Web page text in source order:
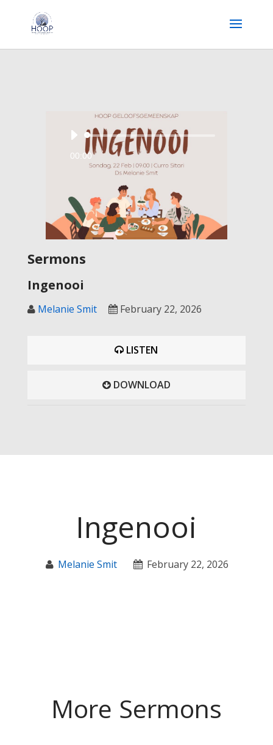
Audio
Player
00:00
Sermons
Ingenooi
Melanie Smit February 22, 2026
LISTEN
DOWNLOAD
Ingenooi
Melanie Smit February 22, 2026
More Sermons